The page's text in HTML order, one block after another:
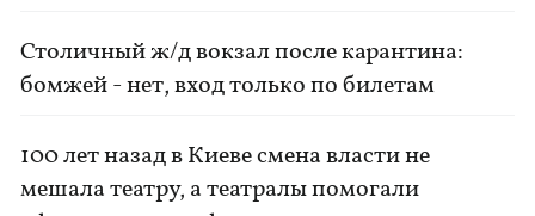
Столичный ж/д вокзал после карантина:
бомжей - нет, вход только по билетам
100 лет назад в Киеве смена власти не
мешала театру, а театралы помогали